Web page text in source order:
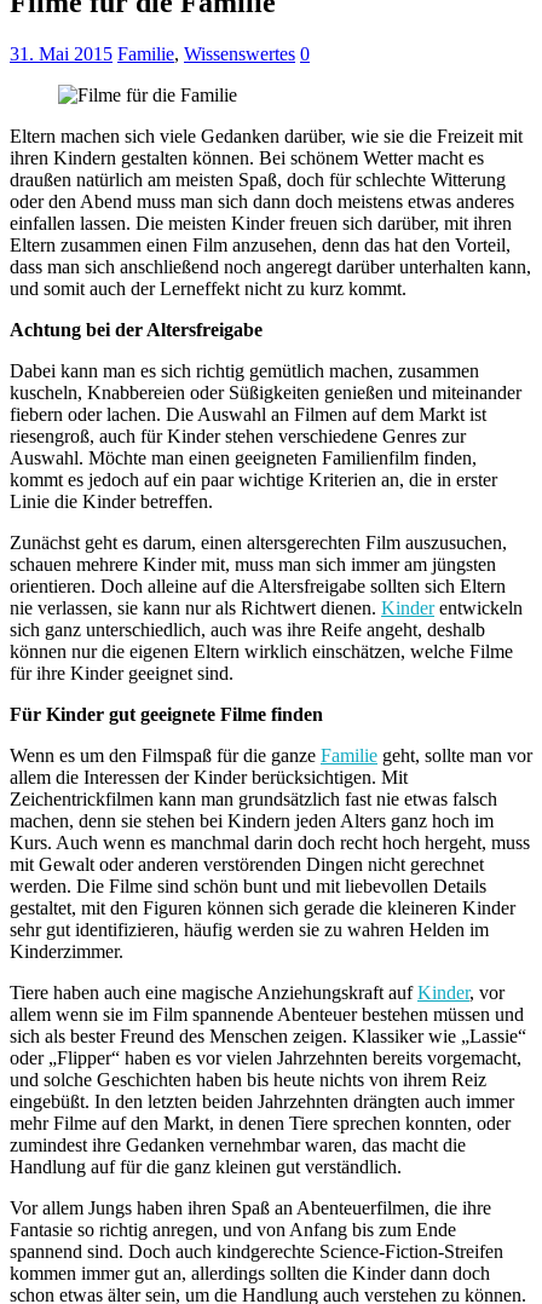
31. Mai 2015 Familie, Wissenswertes 0
Eltern machen sich viele Gedanken darüber, wie sie die Freizeit mit
ihren Kindern gestalten können. Bei schönem Wetter macht es
draußen natürlich am meisten Spaß, doch für schlechte Witterung
oder den Abend muss man sich dann doch meistens etwas anderes
einfallen lassen. Die meisten Kinder freuen sich darüber, mit ihren
Eltern zusammen einen Film anzusehen, denn das hat den Vorteil,
dass man sich anschließend noch angeregt darüber unterhalten kann,
und somit auch der Lerneffekt nicht zu kurz kommt.
Achtung bei der Altersfreigabe
Dabei kann man es sich richtig gemütlich machen, zusammen
kuscheln, Knabbereien oder Süßigkeiten genießen und miteinander
fiebern oder lachen. Die Auswahl an Filmen auf dem Markt ist
riesengroß, auch für Kinder stehen verschiedene Genres zur
Auswahl. Möchte man einen geeigneten Familienfilm finden,
kommt es jedoch auf ein paar wichtige Kriterien an, die in erster
Linie die Kinder betreffen.
Zunächst geht es darum, einen altersgerechten Film auszusuchen,
schauen mehrere Kinder mit, muss man sich immer am jüngsten
orientieren. Doch alleine auf die Altersfreigabe sollten sich Eltern
nie verlassen, sie kann nur als Richtwert dienen. Kinderentwickeln
sich ganz unterschiedlich, auch was ihre Reife angeht, deshalb
können nur die eigenen Eltern wirklich einschätzen, welche Filme
für ihre Kinder geeignet sind.
Für Kinder gut geeignete Filme finden
Wenn es um den Filmspaß für die ganze Familie geht, sollte man vor
allem die Interessen der Kinder berücksichtigen. Mit
Zeichentrickfilmen kann man grundsätzlich fast nie etwas falsch
machen, denn sie stehen bei Kindern jeden Alters ganz hoch im
Kurs. Auch wenn es manchmal darin doch recht hoch hergeht, muss
mit Gewalt oder anderen verstörenden Dingen nicht gerechnet
werden. Die Filme sind schön bunt und mit liebevollen Details
gestaltet, mit den Figuren können sich gerade die kleineren Kinder
sehr gut identifizieren, häufig werden sie zu wahren Helden im
Kinderzimmer.
Tiere haben auch eine magische Anziehungskraft aufKinder, vor
allem wenn sie im Film spannende Abenteuer bestehen müssen und
sich als bester Freund des Menschen zeigen. Klassiker wie „Lassie“
oder „Flipper“ haben es vor vielen Jahrzehnten bereits vorgemacht,
und solche Geschichten haben bis heute nichts von ihrem Reiz
eingebüßt. In den letzten beiden Jahrzehnten drängten auch immer
mehr Filme auf den Markt, in denen Tiere sprechen konnten, oder
zumindest ihre Gedanken vernehmbar waren, das macht die
Handlung auf für die ganz kleinen gut verständlich.
Vor allem Jungs haben ihren Spaß an Abenteuerfilmen, die ihre
Fantasie so richtig anregen, und von Anfang bis zum Ende
spannend sind. Doch auch kindgerechte Science-Fiction-Streifen
kommen immer gut an, allerdings sollten die Kinder dann doch
schon etwas älter sein, um die Handlung auch verstehen zu können.